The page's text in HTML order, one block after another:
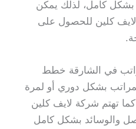
بشكل كامل، لذلك يمكن
لايف كلين للحصول على
في الشارقة خطط
بشكل دوري أو لمرة
تهتم شركة لايف كلين
والوسائد بشكل كامل